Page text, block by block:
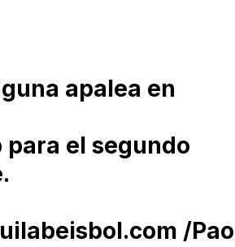
apalea en
para el segundo
/